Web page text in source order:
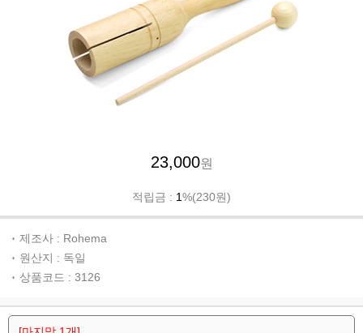
23,000원
적립금 : 1%(230원)
제조사 : Rohema
원산지 : 독일
상품코드 : 3126